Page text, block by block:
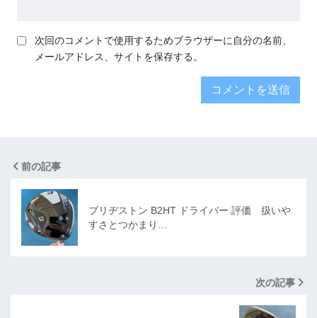
次回のコメントで使用するためブラウザーに自分の名前、
メールアドレス、サイトを保存する。
前の記事
ブリヂストン B2HT ドライバー 評価 扱いや
すさとつかまり…
次の記事